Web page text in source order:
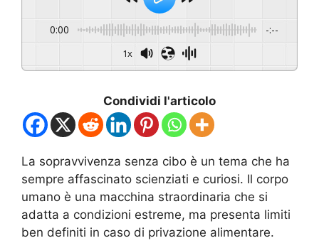
0:00 -:--
1x
Condividi l'articolo
La sopravvivenza senza cibo è un tema che ha
sempre affascinato scienziati e curiosi. Il corpo
umano è una macchina straordinaria che si
adatta a condizioni estreme, ma presenta limiti
ben definiti in caso di privazione alimentare.